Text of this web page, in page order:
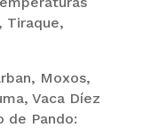
Tiraque,
Moxos,
Vaca Díez
de Pando: